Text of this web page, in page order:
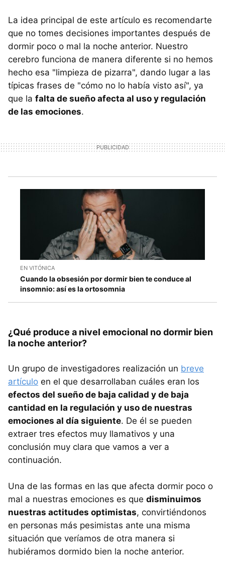
La idea principal de este artículo es recomendarte
que no tomes decisiones importantes después de
dormir poco o mal la noche anterior. Nuestro
cerebro funciona de manera diferente si no hemos
hecho esa "limpieza de pizarra", dando lugar a las
típicas frases de "cómo no lo había visto así", ya
que la falta de sueño afecta al uso y regulación
de las emociones.
EN VITÓNICA
Cuando la obsesión por dormir bien te conduce al
insomnio: así es la ortosomnia
¿Qué produce a nivel emocional no dormir bien
la noche anterior?
Un grupo de investigadores realización un breve
artículo en el que desarrollaban cuáles eran los
efectos del sueño de baja calidad y de baja
cantidad en la regulación y uso de nuestras
emociones al día siguiente. De él se pueden
extraer tres efectos muy llamativos y una
conclusión muy clara que vamos a ver a
continuación.
Una de las formas en las que afecta dormir poco o
mal a nuestras emociones es que disminuimos
nuestras actitudes optimistas, convirtiéndonos
en personas más pesimistas ante una misma
situación que veríamos de otra manera si
hubiéramos dormido bien la noche anterior.